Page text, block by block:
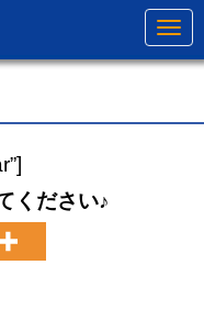
N
a
v
ください♪